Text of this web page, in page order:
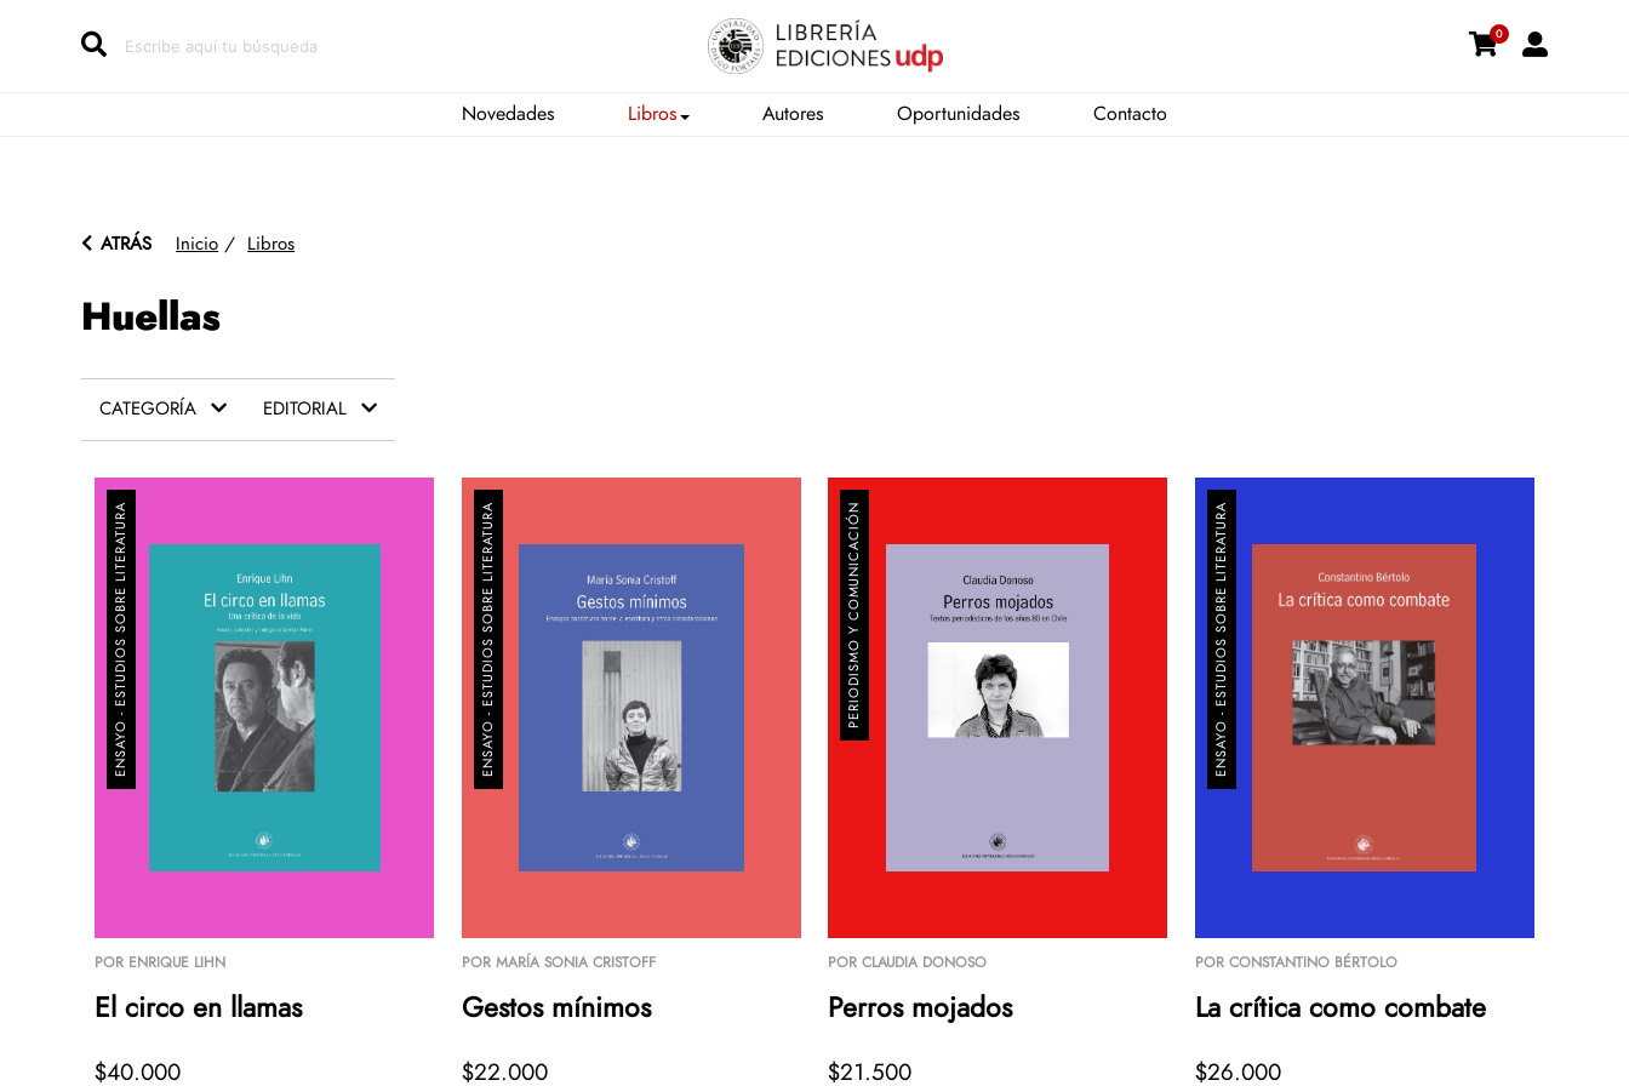
0
Novedades Libros Autores Oportunidades Contacto
ATRÁS Inicio / Libros
Huellas
CATEGORÍA EDITORIAL
ENSAYO - ESTUDIOS SOBRE LITERATURA
POR ENRIQUE LIHN
El circo en llamas
$40.000
ENSAYO - ESTUDIOS SOBRE LITERATURA
POR MARÍA SONIA CRISTOFF
Gestos mínimos
$22.000
PERIODISMO Y COMUNICACIÓN
PORCLAUDIA DONOSO
Perros mojados
$21.500
ENSAYO - ESTUDIOS SOBRE LITERATURA
POR CONSTANTINO BÉRTOLO
La crítica como combate
$26.000